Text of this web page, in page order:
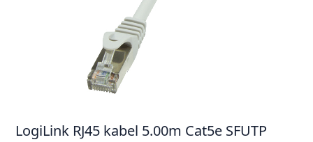
LogiLink RJ45 kabel 5.00m Cat5e SFUTP